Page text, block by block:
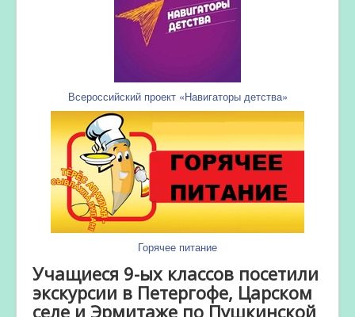
Всероссийский проект «Навигаторы детства»
Горячее питание
Учащиеся 9-ых классов посетили
экскурсии в Петергофе, Царском
селе и Эрмитаже по Пушкинской